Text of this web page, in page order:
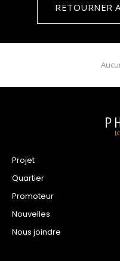
RETOURNER
Projet
Quartier
Promoteur
Nouvelles
Nous joindre